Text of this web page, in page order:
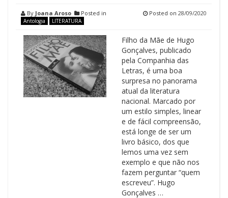
By Joana Aroso Posted in
Antologia LITERATURA
Posted on 28/09/2020
Filho da Mãe de Hugo
Gonçalves, publicado
pela Companhia das
Letras, é uma boa
surpresa no panorama
atual da literatura
nacional. Marcado por
um estilo simples, linear
e de fácil compreensão,
está longe de ser um
livro básico, dos que
lemos uma vez sem
exemplo e que não nos
fazem perguntar “quem
escreveu”. Hugo
Gonçalves …